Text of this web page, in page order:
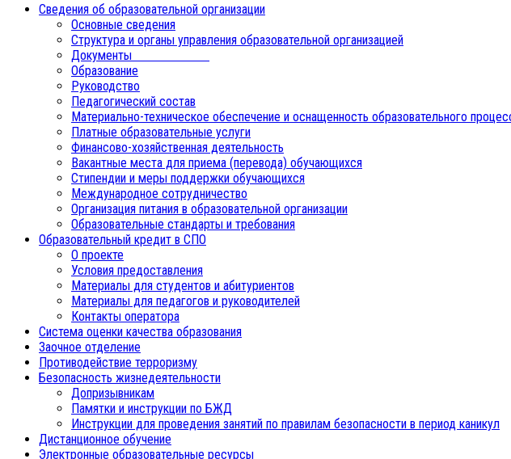
Сведения об образовательной организации
Основные сведения
Структура и органы управления образовательной организацией
Документы
Образование
Руководство
Педагогический состав
Материально-техническое обеспечение и оснащенность образовательного
Платные образовательные услуги
Финансово-хозяйственная деятельность
Вакантные места для приема (перевода) обучающихся
Стипендии и меры поддержки обучающихся
Международное сотрудничество
Организация питания в образовательной организации
Образовательные стандарты и требования
Образовательный кредит в СПО
О проекте
Условия предоставления
Материалы для студентов и абитуриентов
Материалы для педагогов и руководителей
Контакты оператора
Система оценки качества образования
Заочное отделение
Противодействие терроризму
Безопасность жизнедеятельности
Допризывникам
Памятки и инструкции по БЖД
Инструкции для проведения занятий по правилам безопасности в период каникул
Дистанционное обучение
Электронные образовательные ресурсы